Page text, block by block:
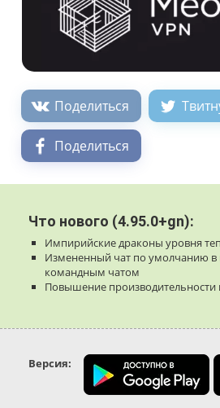
Поделиться
Поделиться
Что нового (4.95.0+gn):
Импирийские драконы уровня
Измененный чат по умолчанию в
командным чатом
Повышение производительности
Версия: